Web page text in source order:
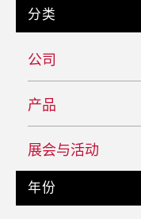
分类
公司
产品
展会与活动
年份